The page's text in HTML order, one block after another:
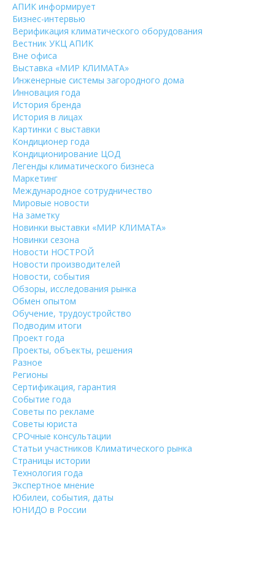
АПИК информирует
Бизнес-интервью
Верификация климатического оборудования
Вестник УКЦ АПИК
Вне офиса
Выставка «МИР КЛИМАТА»
Инженерные системы загородного дома
Инновация года
История бренда
История в лицах
Картинки с выставки
Кондиционер года
Кондиционирование ЦОД
Легенды климатического бизнеса
Маркетинг
Международное сотрудничество
Мировые новости
На заметку
Новинки выставки «МИР КЛИМАТА»
Новинки сезона
Новости НОСТРОЙ
Новости производителей
Новости, события
Обзоры, исследования рынка
Обмен опытом
Обучение, трудоустройство
Подводим итоги
Проект года
Проекты, объекты, решения
Разное
Регионы
Сертификация, гарантия
Событие года
Советы по рекламе
Советы юриста
СРОчные консультации
Статьи участников Климатического рынка
Страницы истории
Технология года
Экспертное мнение
Юбилеи, события, даты
ЮНИДО в России